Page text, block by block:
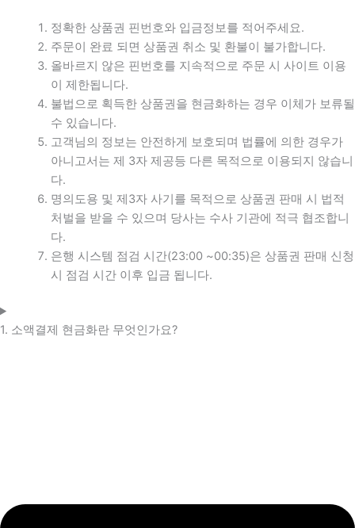
정확한 상품권 핀번호와 입금정보를 적어주세요.
주문이 완료 되면 상품권 취소 및 환불이 불가합니다.
올바르지 않은 핀번호를 지속적으로 주문 시 사이트 이용
이 제한됩니다.
불법으로 획득한 상품권을 현금화하는 경우 이체가 보류될
수 있습니다.
고객님의 정보는 안전하게 보호되며 법률에 의한 경우가
아니고서는 제 3자 제공등 다른 목적으로 이용되지 않습니
다.
명의도용 및 제3자 사기를 목적으로 상품권 판매 시 법적
처벌을 받을 수 있으며 당사는 수사 기관에 적극 협조합니
다.
은행 시스템 점검 시간(23:00 ~00:35)은 상품권 판매 신청
시 점검 시간 이후 입금 됩니다.
1. 소액결제 현금화란 무엇인가요?